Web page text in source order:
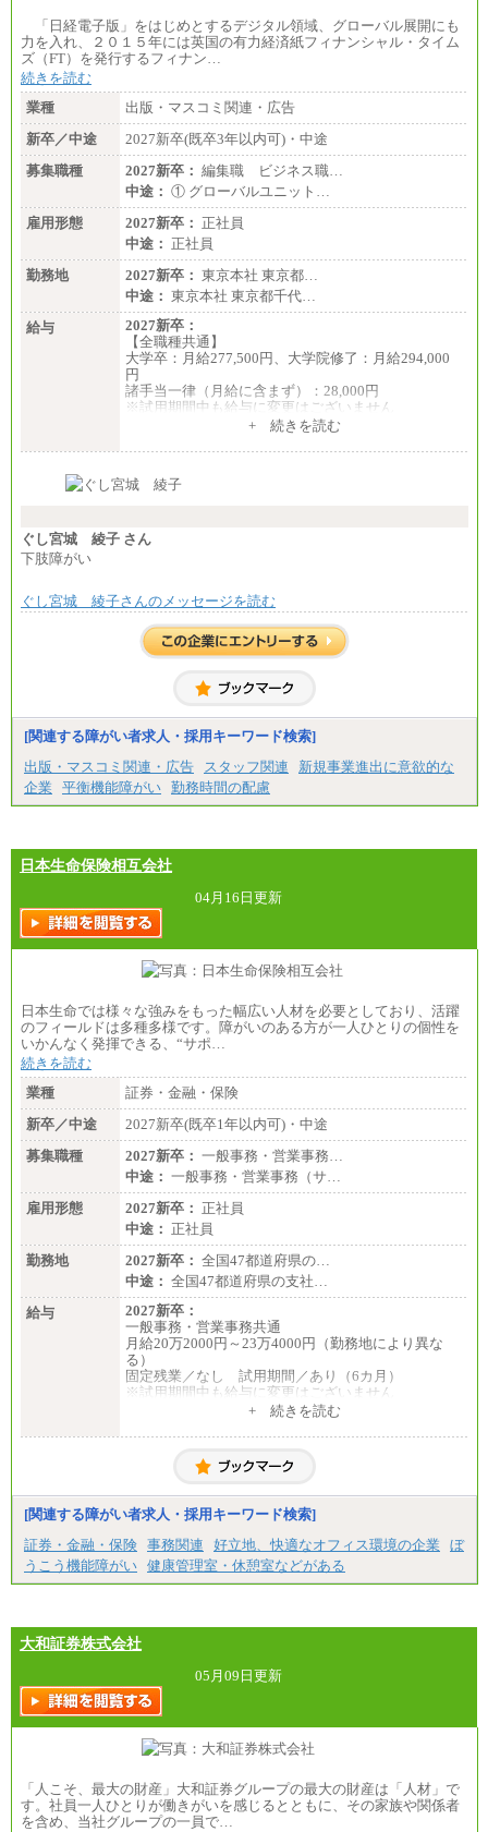
■(株)JTBデータサービス ※2027年新卒募集終了
総合職 月給186,000～194,000円＋地域手当
※詳細はJTBキャリアサイトよりご確認ください。
■I&Jデジタルイノベーション(株)
総合職 月給224,500～242,600円＋地域手当
※詳細はJTBキャリアサイトよりご確認ください。
＜有期社員コース＞
■(株)JTBビジネストランスフォーム
有期契約職 月給185,000～195,000円
※詳細はJTBキャリアサイトよりご確認ください。
■(株)JTBパブリッシング ※2027年新卒募集終了
総合職 月給241,000円
中途：
①月給227,000円以上
②月給212,000円以上
③月給172,500円以上
④月給23万円～37万円
⑤月給20万円～25万円
⑥月給33万円～48万円
⑦月給271,000円以上
⑧～⑮月給200,000円〜月給400,000円
⑯月給185,000円以上
⑰月給237,000円以上
⑲東京：月給202,000 円以上 、京都：月給193,000 円
以上
㉑月給185,000 円以上
㉒月給185,000 円以上
異なります
※試用期間中も給与に変更はございません。
「日経電子版」をはじめとするデジタル領域、グローバル展開にも
力を入れ、２０１５年には英国の有力経済紙フィナンシャル・タイム
ズ（FT）を発行するフィナン…
続きを読む
業種
出版・マスコミ関連・広告
新卒／中途
2027新卒(既卒3年以内可)・中途
募集職種
2027新卒： 編集職 ビジネス職…
中途： ① グローバルユニット…
雇用形態
2027新卒： 正社員
中途： 正社員
勤務地
2027新卒： 東京本社 東京都…
中途： 東京本社 東京都千代…
給与
2027新卒：
【全職種共通】
大学卒：月給277,500円、大学院修了：月給294,000
円
諸手当一律（月給に含まず）：28,000円
※試用期間中も給与に変更はございません
月給370,000円～
ます。
の各種手当を含む金額です）
+ 続きを読む
ぐし宮城 綾子 さん
下肢障がい
ぐし宮城 綾子さんのメッセージを読む
[関連する障がい者求人・採用キーワード検索]
出版・マスコミ関連・広告
スタッフ関連
新規事業進出に意欲的な
企業
平衡機能障がい 勤務時間の配慮
日本生命保険相互会社
04月16日更新
日本生命では様々な強みをもった幅広い人材を必要としており、活躍
のフィールドは多種多様です。障がいのある方が一人ひとりの個性を
いかんなく発揮できる、“サポ…
続きを読む
業種
証券・金融・保険
新卒／中途
2027新卒(既卒1年以内可)・中途
募集職種
2027新卒： 一般事務・営業事務…
中途： 一般事務・営業事務（サ…
雇用形態
2027新卒： 正社員
中途： 正社員
勤務地
2027新卒： 全国47都道府県の…
中途： 全国47都道府県の支社…
給与
2027新卒：
一般事務・営業事務共通
月給20万2000円～23万4000円（勤務地により異な
る）
固定残業／なし 試用期間／あり（6カ月）
※試用期間中も給与に変更はございません
月給20万2000円～23万4000円（勤務地により異な
固定残業／なし 試用期間／あり（6か月）
+ 続きを読む
[関連する障がい者求人・採用キーワード検索]
証券・金融・保険 事務関連 好立地、快適なオフィス環境の企業
ぼ
うこう機能障がい 健康管理室・休憩室などがある
大和証券株式会社
05月09日更新
「人こそ、最大の財産」大和証券グループの最大の財産は「人材」で
す。社員一人ひとりが働きがいを感じるとともに、その家族や関係者
を含め、当社グループの一員で…